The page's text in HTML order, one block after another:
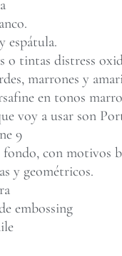
espátula.
o tintas distress
marrones y
en tonos
voy a usar son
9
fondo, con motivos
y geométricos.
embossing